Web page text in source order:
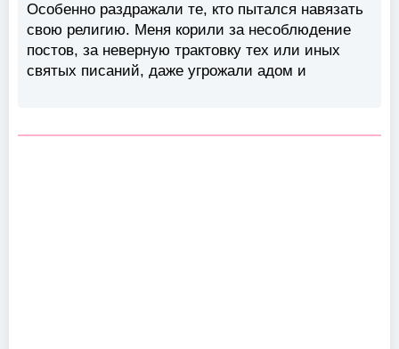
Особенно раздражали те, кто пытался навязать
свою религию. Меня корили за несоблюдение
постов, за неверную трактовку тех или иных
святых писаний, даже угрожали адом и